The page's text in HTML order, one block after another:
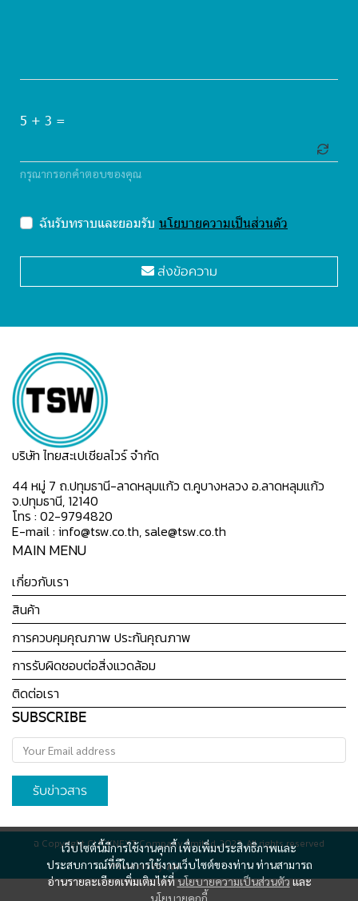
5 + 3 =
กรุณากรอกคำตอบของคุณ
ฉันรับทราบและยอมรับ นโยบายความเป็นส่วนตัว
ส่งข้อความ
เว็บไซต์นี้มีการใช้งานคุกกี้ เพื่อเพิ่มประสิทธิภาพและ
ประสบการณ์ที่ดีในการใช้งานเว็บไซต์ของท่าน ท่านสามารถ
อ่านรายละเอียดเพิ่มเติมได้ที่นโยบายความเป็นส่วนตัวและ
นโยบายคุกกี้
บริษัท ไทยสะเปเชียลไวร์ จำกัด
44 หมู่ 7 ถ.ปทุมธานี-ลาดหลุมแก้ว ต.คูบางหลวง อ.ลาดหลุมแก้ว
จ.ปทุมธานี, 12140
โทร : 02-9794820
E-mail : info@tsw.co.th, sale@tsw.co.th
MAIN MENU
เกี่ยวกับเรา
สินค้า
การควบคุมคุณภาพ ประกันคุณภาพ
การรับผิดชอบต่อสิ่งแวดล้อม
ติดต่อเรา
SUBSCRIBE
รับข่าวสาร
ฉ Copyright CLICKNEXT Company limited, 2023. All rights reserved
Powered By MakeWebEasy